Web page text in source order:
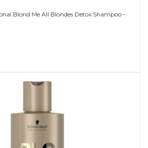
Blond Me All Blondes Detox Shampoo -